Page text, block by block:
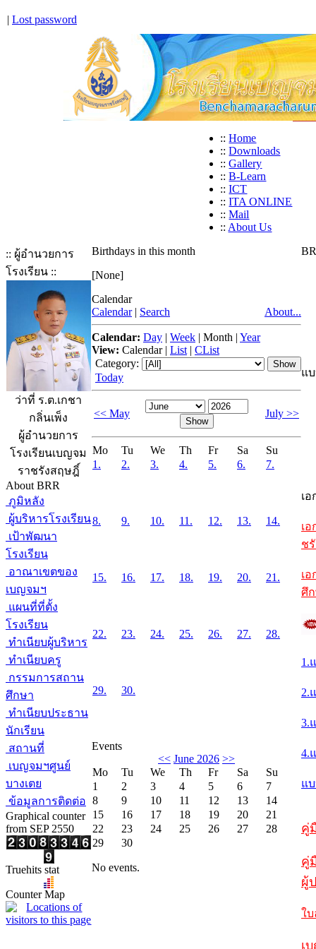
| Lost password
:: Home
:: Downloads
:: Gallery
:: B-Learn
:: ICT
:: ITA ONLINE
:: Mail
:: About Us
:: ผู้อำนวยการ
โรงเรียน ::
ว่าที่ ร.ต.เกชา
กลิ่นเพ็ง
ผู้อำนวยการ
โรงเรียนเบญจม
ราชรังสฤษฎิ์
About BRR
ภูมิหลัง
ผู้บริหารโรงเรียน
เป้าพัฒนา
โรงเรียน
อาณาเขตของ
เบญจมฯ
แผนที่ที่ตั้ง
โรงเรียน
ทำเนียบผู้บริหาร
ทำเนียบครู
กรรมการสถาน
ศึกษา
ทำเนียบประธาน
นักเรียน
สถานที่
เบญจมฯศูนย์
บางเตย
ข้อมูลการติดต่อ
Graphical counter
from SEP 2550
Truehits stat
Counter Map
Birthdays in this month
[None]
Calendar
Calendar | Search About...
Calendar: Day | Week | Month | Year
View: Calendar| List | CList
Category:
Today
<< May July >>
Mo Tu We Th Fr Sa
Su
1.
2. 3. 4. 5. 6. 7.
8. 9. 10. 11. 12. 13. 14.
15. 16. 17. 18. 19. 20. 21.
22. 23. 24. 25. 26. 27. 28.
29. 30.
Events
<< June 2026 >>
Mo
Tu We Th Fr Sa
Su
1
2 3 4 5 6
7
8
9 10 11 12 13
14
15
16 17 18 19 20
21
22
23 24 25 26 27
28
29
30
No events.
แ
เ
เ
ช
เ
ศึ
1.
2.
3.
4.
แ
คู่
คู่
ผู้
ใ
เ